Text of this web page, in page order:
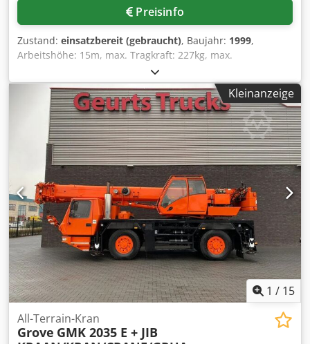
Preisinfo
Zustand: einsatzbereit (gebraucht), Baujahr: 1999,
Arbeitshöhe: 15m, max. Tragkraft: 227kg, max.
Personenzahl: 2, max. Personengewicht: 150kg, max.
Windgeschwindigkeit: 12,5m/s, Radstand: 1930mm,
Bodenfreiheit: 150mm, max. Horizontalreichweite: ca.
6500mm, Plattforminnendimensionen X/Y:
1220mm/760mm. Maschinendimensionen X/Y/Z: ca.
6000mm/1500mm/2000mm, Gewicht: ca. 7000kg. Eine
Besichtigung vor Ort ist möglich. Dedpew U T U Nefx
Abvskr
Kleinanzeige
1 / 15
All-Terrain-Kran
Grove GMK 2035 E + JIB